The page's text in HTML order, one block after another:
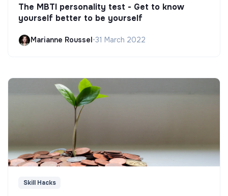
The MBTI personality test - Get to know
yourself better to be yourself
Marianne Roussel•31 March 2022
Skill Hacks